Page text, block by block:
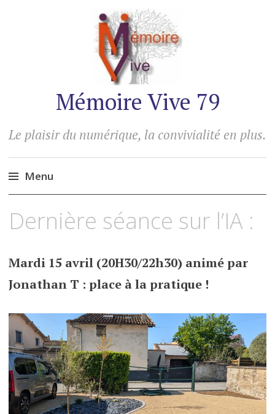
Mémoire Vive 79
Le plaisir du numérique, la convivialité en plus.
Menu
au
Dernière séance sur l’IA :
Mardi 15 avril (20H30/22h30) animé par
Jonathan T : place à la pratique !